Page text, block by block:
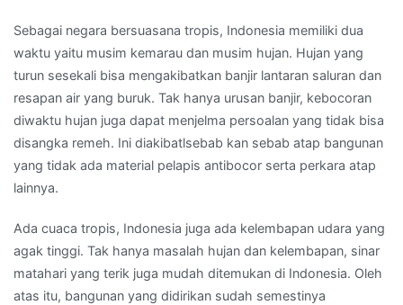
Sebagai negara bersuasana tropis, Indonesia memiliki dua
waktu yaitu musim kemarau dan musim hujan. Hujan yang
turun sesekali bisa mengakibatkan banjir lantaran saluran dan
resapan air yang buruk. Tak hanya urusan banjir, kebocoran
diwaktu hujan juga dapat menjelma persoalan yang tidak bisa
disangka remeh. Ini diakibatlsebab kan sebab atap bangunan
yang tidak ada material pelapis antibocor serta perkara atap
lainnya.
Ada cuaca tropis, Indonesia juga ada kelembapan udara yang
agak tinggi. Tak hanya masalah hujan dan kelembapan, sinar
matahari yang terik juga mudah ditemukan di Indonesia. Oleh
atas itu, bangunan yang didirikan sudah semestinya